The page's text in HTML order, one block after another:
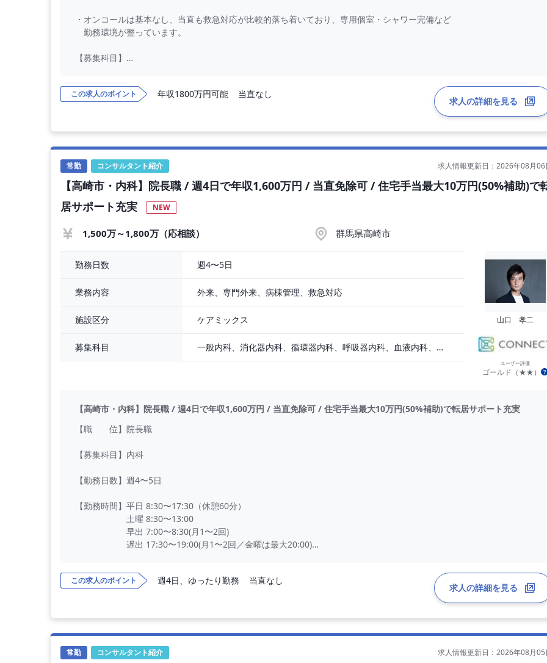
・オンコールは基本なし、当直も救急対応が比較的落ち着いており、専用個室・シャワー完備など
勤務環境が整っています。
【募集科目】
【勤務日数】
【勤務時間】
平日：8:30～17:30
土日：8:30～12:30
当直：18:00〜翌日8:00
【勤務内容】
・内科外来
1コマ20～30名程度を診療
・病棟管理
主な疾患：肺炎、発熱、高血圧 など
【当直業務】（応相談）
・病棟管理
ウォークイン：0～
この求人のポイント 年収1800万円可能 当直なし
求人の詳細を見る
常勤 コンサルタント紹介 求人情報更新日：2026年08月06
【高崎市・内科】院長職 / 週4日で年収1,600万円 / 当直免除可 / 住宅手当最大10万円(50%補助)で
居サポート充実
NEW
1,500万～1,800万（応相談） 群馬県高崎市
勤務日数 週4〜5日
業務内容 外来、専門外来、病棟管理、救急対応
施設区分 ケアミックス
募集科目 一般内科、消化器内科、循環器内科、呼吸器内科、血液内科、心療内科、脳神経内科、内分泌内科、老人内科
山口 孝二
ユーザー評価
ゴールド（★★）
【高崎市・内科】院長職 / 週4日で年収1,600万円 / 当直免除可 / 住宅手当最大10万円(50%補助)で転居サポート充実
【職 位】院長職
【募集科目】内科
【勤務日数】週4〜5日
【勤務時間】平日 8:30〜17:30（休憩60分）
土曜 8:30〜13:00
早出 7:00〜8:30(月1〜2回)
遅出 17:30〜19:00(月1〜2回／金曜は最大20:00)
【勤務内容】外来診察、病棟管理、救急対応
＊病棟管理数：20名程度（チーム制）
＊主な疾患 ：慢性期〜回復期中心
＊救急搬送 ：0〜1件 / 日
この求人のポイント 週4日、ゆったり勤務 当直なし
求人の詳細を見る
常勤 コンサルタント紹介 求人情報更新日：2026年08月05